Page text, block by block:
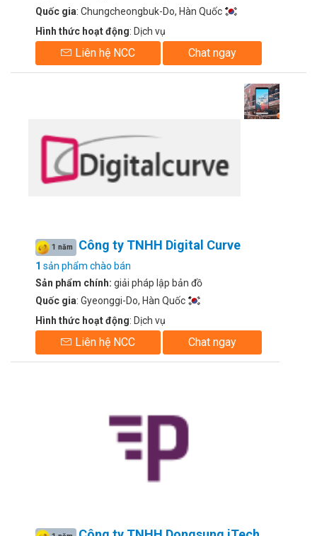
Quốc gia: Chungcheongbuk-Do, Hàn Quốc
Hình thức hoạt động: Dịch vụ
Liên hệ NCC Chat ngay
1 năm Công ty TNHH Digital Curve
1 sản phẩm chào bán
Sản phẩm chính: giải pháp lập bản đồ
Quốc gia: Gyeonggi-Do, Hàn Quốc
Hình thức hoạt động: Dịch vụ
Liên hệ NCC Chat ngay